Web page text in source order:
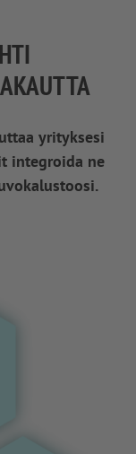
yrityksesi
integroida ne